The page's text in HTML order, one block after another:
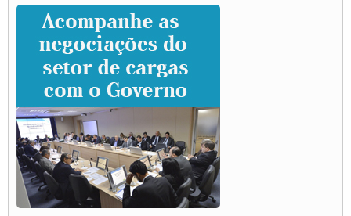
Caminhoneiros prometem paralisação e cobram diálogo com Lula
CNTTL e lideranças de caminhoneiros participam de debate sobre saúde nas
rodovias
Paulinho e Litti debatem política global para transporte rodoviário de cargas na
SUTCRA no Uruguai
Grande Conquista da Categoria transporte de Cargas e Caminhoneiros Autonomos
ENCONTRO INTERNACIONAL EM APOIO A CLASSE TRABALHADORA
DO BRASIL E A ELEIÇÃO 2022
Carta às Brasileiras e aos Brasileiros em Defesa do Estado Democrático de Direito
Paulinho, presidente da CNTTL, faz balanço do 3º Congresso da CNTTL
Caminhoneiros aprovam greve a partir do 1º de novembro
Rodoviários de Feira Santana fazem Assembleia para avaliar proposta de reajuste
salarial